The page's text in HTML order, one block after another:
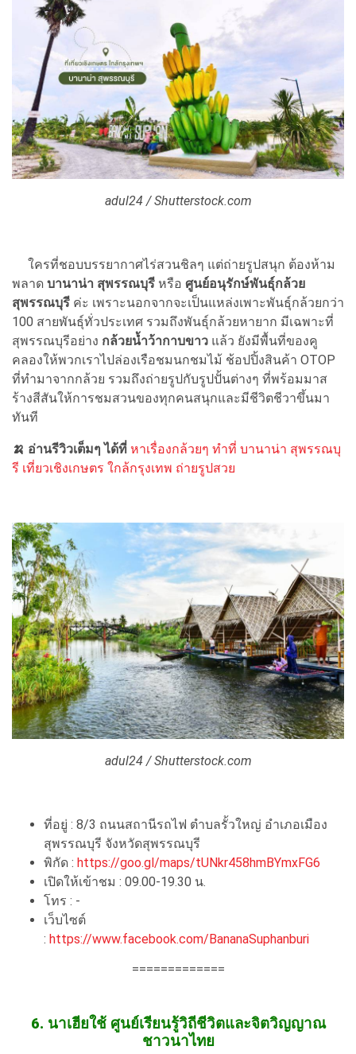
adul24 / Shutterstock.com
ใครที่ชอบบรรยากาศไร่สวนชิลๆ แต่ถ่ายรูปสนุก ต้องห้าม
พลาด บานาน่า สุพรรณบุรี หรือ ศูนย์อนุรักษ์พันธุ์กล้วย
สุพรรณบุรี ค่ะ เพราะนอกจากจะเป็นแหล่งเพาะพันธุ์กล้วยกว่า
100 สายพันธุ์ทั่วประเทศ รวมถึงพันธุ์กล้วยหายาก มีเฉพาะที่
สุพรรณบุรีอย่าง กล้วยน้ำว้ากาบขาว แล้ว ยังมีพื้นที่ของคู
คลองให้พวกเราไปล่องเรือชมนกชมไม้ ช้อปปิ้งสินค้า OTOP
ที่ทำมาจากกล้วย รวมถึงถ่ายรูปกับรูปปั้นต่างๆ ที่พร้อมมาส
ร้างสีสันให้การชมสวนของทุกคนสนุกและมีชีวิตชีวาขึ้นมา
ทันที
🍌 อ่านรีวิวเต็มๆ ได้ที่ หาเรื่องกล้วยๆ ทำที่ บานาน่า สุพรรณบุ
รี เที่ยวเชิงเกษตร ใกล้กรุงเทพ ถ่ายรูปสวย
adul24 / Shutterstock.com
ที่อยู่ : 8/3 ถนนสถานีรถไฟ ตำบลรั้วใหญ่ อำเภอเมือง
สุพรรณบุรี จังหวัดสุพรรณบุรี
พิกัด : https://goo.gl/maps/tUNkr458hmBYmxFG6
เปิดให้เข้าชม : 09.00-19.30 น.
โทร : -
เว็บไซต์
: https://www.facebook.com/BananaSuphanburi
=============
6. นาเฮียใช้ ศูนย์เรียนรู้วิถีชีวิตและจิตวิญญาณ
ชาวนาไทย